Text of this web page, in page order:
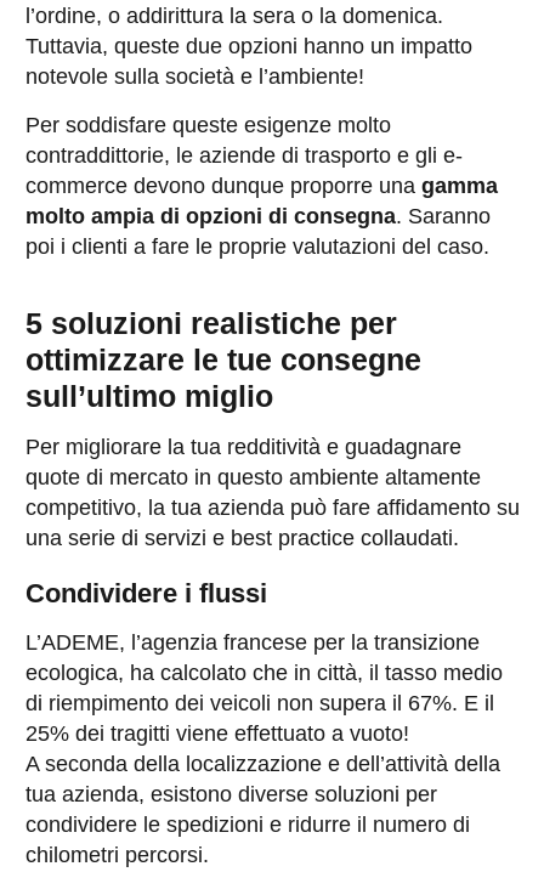
l’ordine, o addirittura la sera o la domenica.
Tuttavia, queste due opzioni hanno un impatto
notevole sulla società e l’ambiente!
Per soddisfare queste esigenze molto
contraddittorie, le aziende di trasporto e gli e-
commerce devono dunque proporre una gamma
molto ampia di opzioni di consegna. Saranno
poi i clienti a fare le proprie valutazioni del caso.
5 soluzioni realistiche per
ottimizzare le tue consegne
sull’ultimo miglio
Per migliorare la tua redditività e guadagnare
quote di mercato in questo ambiente altamente
competitivo, la tua azienda può fare affidamento su
una serie di servizi e best practice collaudati.
Condividere i flussi
L’ADEME, l’agenzia francese per la transizione
ecologica, ha calcolato che in città, il tasso medio
di riempimento dei veicoli non supera il 67%. E il
25% dei tragitti viene effettuato a vuoto!
A seconda della localizzazione e dell’attività della
tua azienda, esistono diverse soluzioni per
condividere le spedizioni e ridurre il numero di
chilometri percorsi.